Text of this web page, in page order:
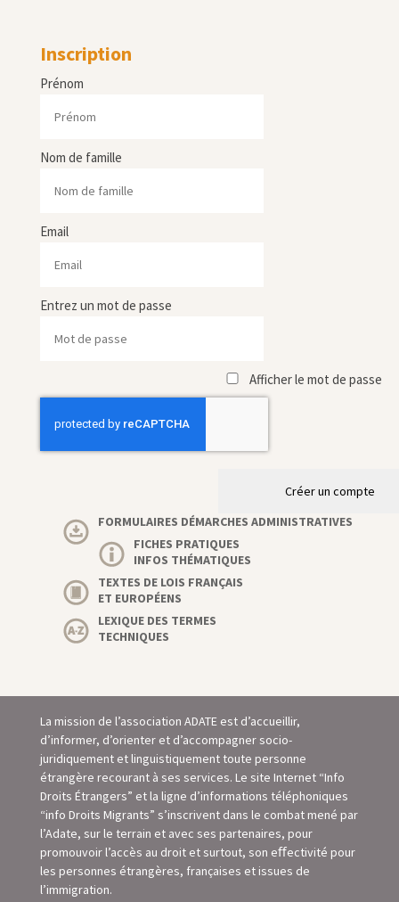
Inscription
Prénom
Nom de famille
Email
Entrez un mot de passe
Afficher le mot de passe
Créer un compte
FORMULAIRES DÉMARCHES ADMINISTRATIVES
FICHES PRATIQUES
INFOS THÉMATIQUES
TEXTES DE LOIS FRANÇAIS
ET EUROPÉENS
LEXIQUE DES TERMES
TECHNIQUES
La mission de l’association ADATE est d’accueillir,
d’informer, d’orienter et d’accompagner socio-
juridiquement et linguistiquement toute personne
étrangère recourant à ses services. Le site Internet “Info
Droits Étrangers” et la ligne d’informations téléphoniques
“info Droits Migrants” s’inscrivent dans le combat mené par
l’Adate, sur le terrain et avec ses partenaires, pour
promouvoir l’accès au droit et surtout, son eﬀectivité pour
les personnes étrangères, françaises et issues de
l’immigration.